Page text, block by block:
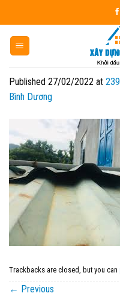
to
content
Published 27/02/2022 at
Bình Dương
Trackbacks are closed, but you can
← Previous